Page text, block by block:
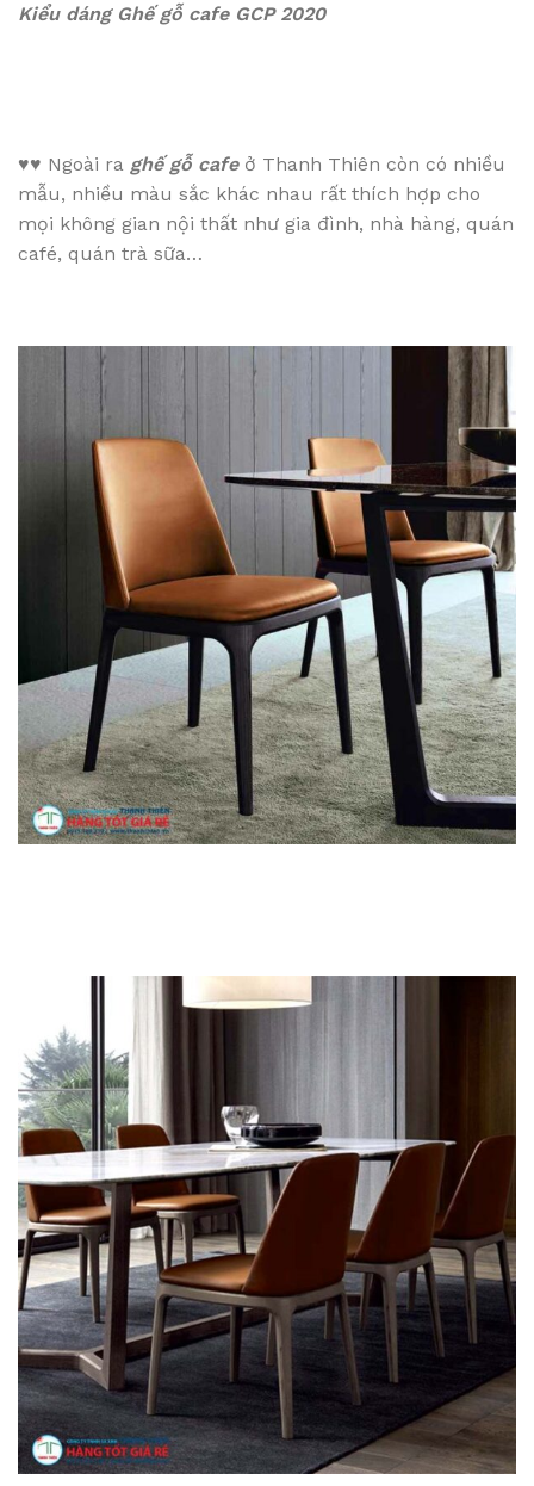
Kiểu dáng Ghế gỗ cafe GCP 2020
♥♥ Ngoài ra ghế gỗ cafeở Thanh Thiên còn có nhiều
mẫu, nhiều màu sắc khác nhau rất thích hợp cho
mọi không gian nội thất như gia đình, nhà hàng, quán
café, quán trà sữa…